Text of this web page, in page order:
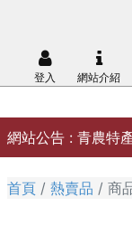
網站公告 : 青農特
登入 網站介紹
首頁 熱賣品 商